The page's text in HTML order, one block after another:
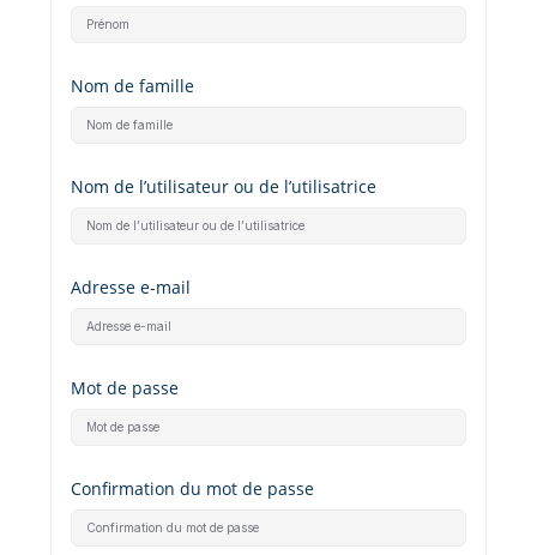
Nom de famille
Nom de l’utilisateur ou de l’utilisatrice
Adresse e-mail
Mot de passe
Confirmation du mot de passe